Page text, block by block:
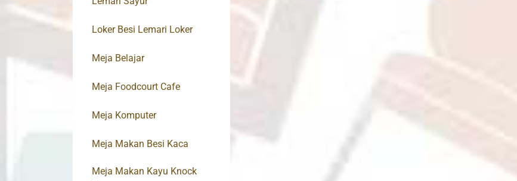
Loker Besi Lemari Loker
Meja Belajar
Meja Foodcourt Cafe
Meja Komputer
Meja Makan Besi Kaca
Meja Makan Kayu Knock